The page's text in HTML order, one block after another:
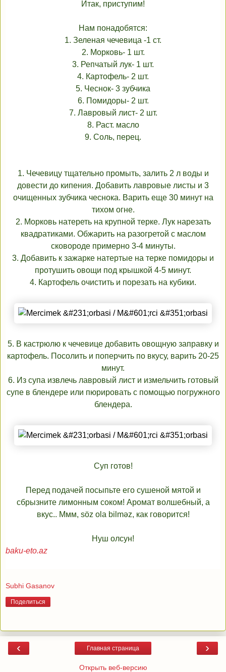
Итак, приступим!
Нам понадобятся:
1. Зеленая чечевица -1 ст.
2. Морковь- 1 шт.
3. Репчатый лук- 1 шт.
4. Картофель- 2 шт.
5. Чеснок- 3 зубчика
6. Помидоры- 2 шт.
7. Лавровый лист- 2 шт.
8. Раст. масло
9. Соль, перец.
1. Чечевицу тщательно промыть, залить 2 л воды и
довести до кипения. Добавить лавровые листы и 3
очищенных зубчика чеснока. Варить еще 30 минут на
тихом огне.
2. Морковь натереть на крупной терке. Лук нарезать
квадратиками. Обжарить на разогретой с маслом
сковороде примерно 3-4 минуты.
3. Добавить к зажарке натертые на терке помидоры и
протушить овощи под крышкой 4-5 минут.
4. Картофель очистить и порезать на кубики.
5. В кастрюлю к чечевице добавить овощную заправку и
картофель. Посолить и поперчить по вкусу, варить 20-25
минут.
6. Из супа извлечь лавровый лист и измельчить готовый
супе в блендере или пюрировать с помощью погружного
блендера.
Cуп готов!
Перед подачей посыпьте его сушеной мятой и
сбрызните лимонным соком! Аромат волшебный, а
вкус.. Ммм, söz ola bilməz, как говорится!
Нуш олсун!
baku-eto.az
Subhi Gasanov
Поделиться
‹ ›
Главная страница
Открыть веб-версию